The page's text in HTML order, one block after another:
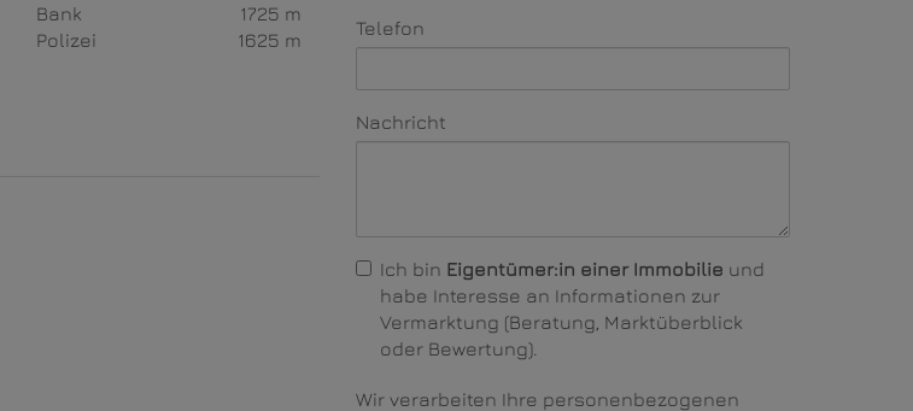
Bank
1725 m
Polizei
1625 m
Telefon
Nachricht
Ich bin Eigentümer:in einer Immobilie und
habe Interesse an Informationen zur
Vermarktung (Beratung, Marktüberblick
oder Bewertung).
Wir verarbeiten Ihre personenbezogenen